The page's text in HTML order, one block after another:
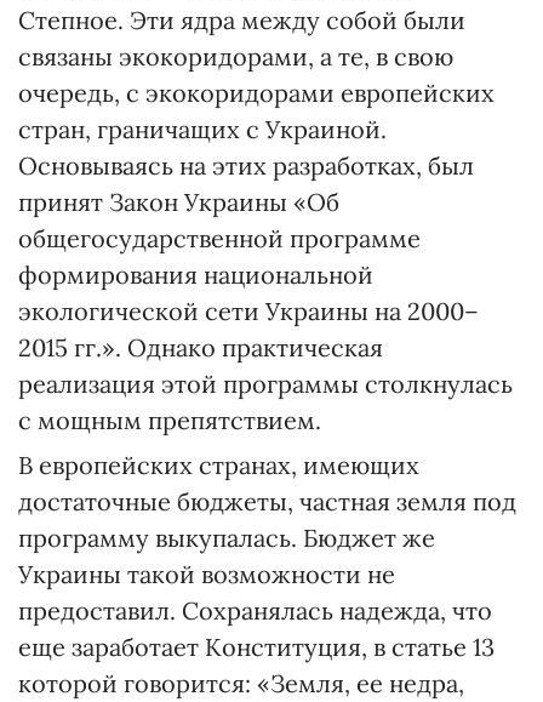
Степное. Эти ядра между собой были
связаны экокоридорами, а те, в свою
очередь, с экокоридорами европейских
стран, граничащих с Украиной.
Основываясь на этих разработках, был
принят Закон Украины «Об
общегосударственной программе
формирования национальной
экологической сети Украины на 2000–
2015 гг.». Однако практическая
реализация этой программы столкнулась
с мощным препятствием.
В европейских странах, имеющих
достаточные бюджеты, частная земля под
программу выкупалась. Бюджет же
Украины такой возможности не
предоставил. Сохранялась надежда, что
еще заработает Конституция, в статье 13
которой говорится: «Земля, ее недра,